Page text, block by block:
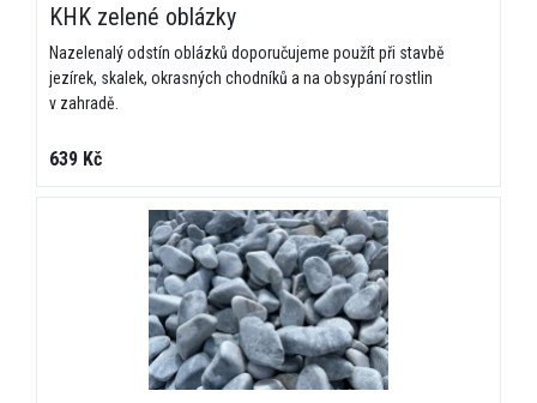
KHK zelené oblázky
Nazelenalý odstín oblázků doporučujeme použít při stavbě
jezírek, skalek, okrasných chodníků a na obsypání rostlin
v zahradě.
639 Kč